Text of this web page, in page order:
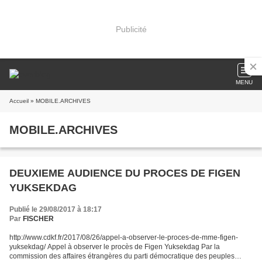
Publicité
MENU
Accueil » MOBILE.ARCHIVES
MOBILE.ARCHIVES
DEUXIEME AUDIENCE DU PROCES DE FIGEN
YUKSEKDAG
Publié le 29/08/2017 à 18:17
Par FISCHER
http://www.cdkf.fr/2017/08/26/appel-a-observer-le-proces-de-mme-figen-
yuksekdag/ Appel à observer le procès de Figen Yuksekdag Par la
commission des affaires étrangères du parti démocratique des peuples